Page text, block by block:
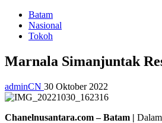
Batam
Nasional
Tokoh
Marnala Simanjuntak
adminCN 30 Oktober 2022
Chanelnusantara.com – Batam |